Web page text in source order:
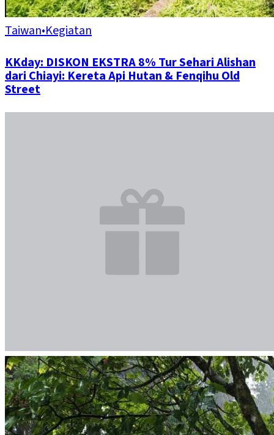
Taiwan•Kegiatan
KKday: DISKON EKSTRA 8% Tur Sehari Alishan
dari Chiayi: Kereta Api Hutan & Fenqihu Old
Street